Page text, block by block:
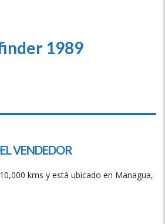
1989
VENDEDOR
kms y está ubicado en Managua,